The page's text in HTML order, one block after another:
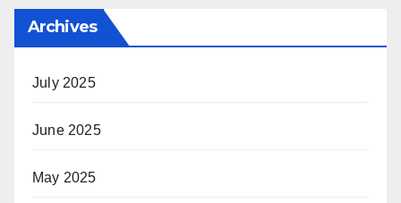
Archives
July 2025
June 2025
May 2025